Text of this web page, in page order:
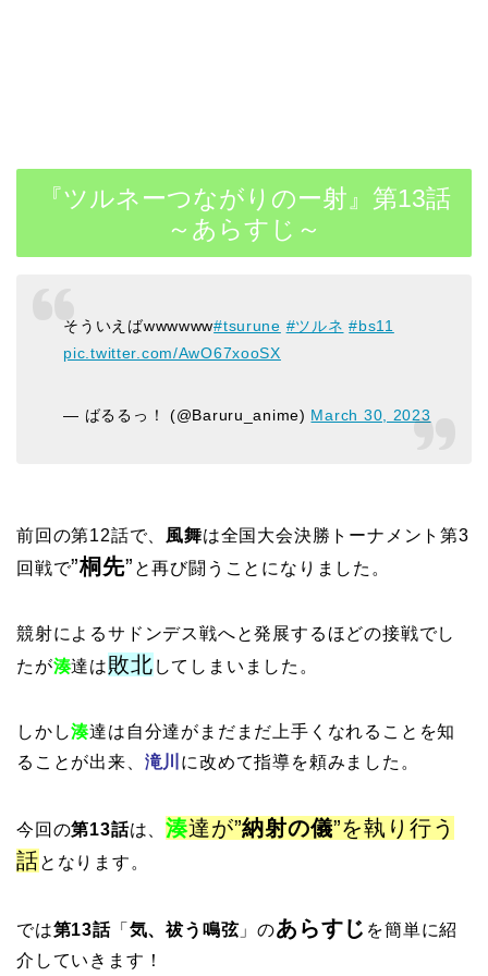
『ツルネーつながりのー射』第13話
～あらすじ～
そういえばwwwwww#tsurune #ツルネ #bs11
pic.twitter.com/AwO67xooSX
— ばるるっ！ (@Baruru_anime) March 30, 2023
前回の第12話で、 風舞は全国大会決勝トーナメント第3
回戦で”桐先” と再び闘うことになりました。
競射によるサドンデス戦へと発展するほどの接戦でし
たが湊達は敗北 してしまいました。
しかし湊達は自分達がまだまだ上手くなれることを知
ることが出来、 滝川 に改めて指導を頼みました。
今回の第13話は、湊達が”納射の儀”を執り行う
話となります。
では第13話「 気、祓う鳴弦」のあらすじ を簡単に紹
介していきます！